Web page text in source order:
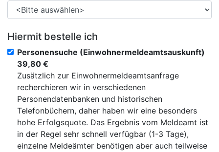
Hiermit bestelle ich
Personensuche (Einwohnermeldeamtsauskunft)
39,80 €
Zusätzlich zur Einwohnermeldeamtsanfrage
recherchieren wir in verschiedenen
Personendatenbanken und historischen
Telefonbüchern, daher haben wir eine besonders
hohe Erfolgsquote. Das Ergebnis vom Meldeamt ist
in der Regel sehr schnell verfügbar (1-3 Tage),
einzelne Meldeämter benötigen aber auch teilweise